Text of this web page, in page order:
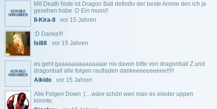
Mit Death Note ist Dragon Ball definitiv der beste Anime den ich je
gesehen habe :D Ein muss!!
II-Kira-II
vor 15 Jahren
:D Danke!!!
Isi88
vor 15 Jahren
es geht gaaaaaaaaaaaaaar nix davon bitte von dragonball Z und
dragonball alle folgen raufladen dankeeeeeeeeee!!!!!
Aikido
vor 15 Jahren
Alle Folgen Down :(....wäre schön wen man es wieder uppen
könnte.